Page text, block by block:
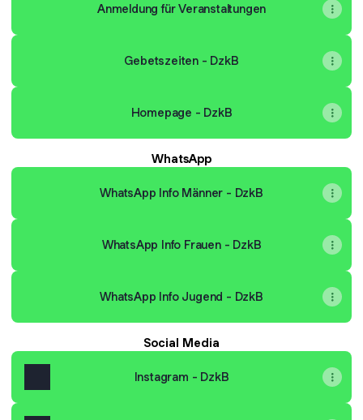
Anmeldung für Veranstaltungen
Gebetszeiten - DzkB
Homepage - DzkB
WhatsApp
WhatsApp Info Männer - DzkB
WhatsApp Info Frauen - DzkB
WhatsApp Info Jugend - DzkB
Social Media
Instagram - DzkB